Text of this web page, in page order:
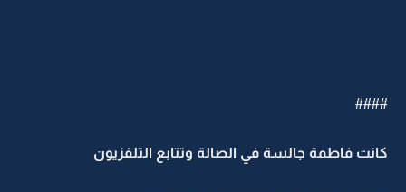
##‏##
كانت فاطمة جالسة في الصالة وتتابع التلفزيون